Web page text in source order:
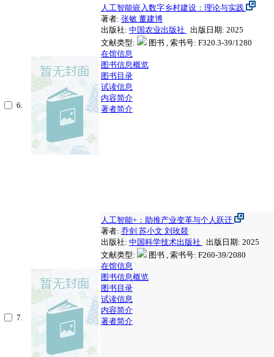
6.
人工智能嵌入数字乡村建设：理论与实践
著者: 张敏 董建博
出版社: 中国农业出版社
出版日期: 2025
文献类型:
图书 , 索书号: F320.3-39/1280
在馆信息
图书信息概览
图书目录
试读信息
内容简介
著者简介
7.
人工智能+：助推产业变革与个人跃迁
著者: 乔剑 苏小文 刘玫燚
出版社: 中国科学技术出版社
出版日期: 2025
文献类型:
图书 , 索书号: F260-39/2080
在馆信息
图书信息概览
图书目录
试读信息
内容简介
著者简介